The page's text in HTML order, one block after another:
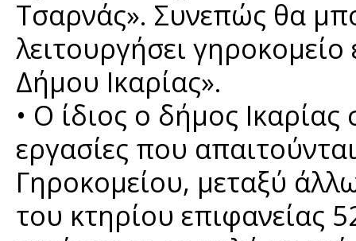
Τσαρνάς». Συνεπώς θα
λειτουργήσει
Δήμου Ικαρίας».
• Ο ίδιος ο δήμος
εργασίες που
Γηροκομείου, μεταξύ
του κτηρίου επιφανείας